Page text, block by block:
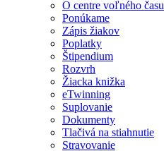
O centre voľného času
Ponúkame
Zápis žiakov
Poplatky
Štipendium
Rozvrh
Žiacka knižka
eTwinning
Suplovanie
Dokumenty
Tlačivá na stiahnutie
Stravovanie